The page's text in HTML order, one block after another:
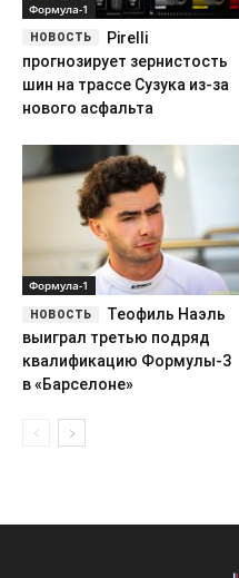
Формула-1
Pirelli
прогнозирует зернистость
шин на трассе Сузука из-за
нового асфальта
Формула-1
Теофиль Наэль
выиграл третью подряд
квалификацию Формулы-3
в «Барселоне»